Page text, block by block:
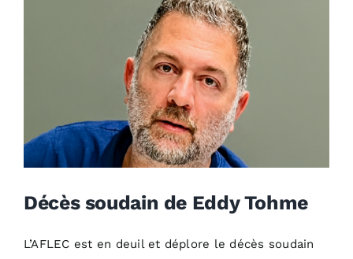
Décès soudain de Eddy
Décès soudain de Eddy Tohme
L’AFLEC est en deuil et déplore le décès soudain